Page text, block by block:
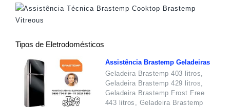
Tipos de Eletrodomésticos
Assistência Brastemp Geladeiras
Geladeira Brastemp 403 litros,
Geladeira Brastemp 429 litros,
Geladeira Brastemp Frost Free
443 litros, Geladeira Brastemp